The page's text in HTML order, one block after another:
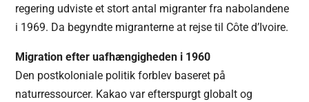
regering udviste et stort antal migranter fra nabolandene
i 1969. Da begyndte migranterne at rejse til Côte d’Ivoire.
Migration efter uafhængigheden i 1960
Den postkoloniale politik forblev baseret på
naturressourcer. Kakao var efterspurgt globalt og